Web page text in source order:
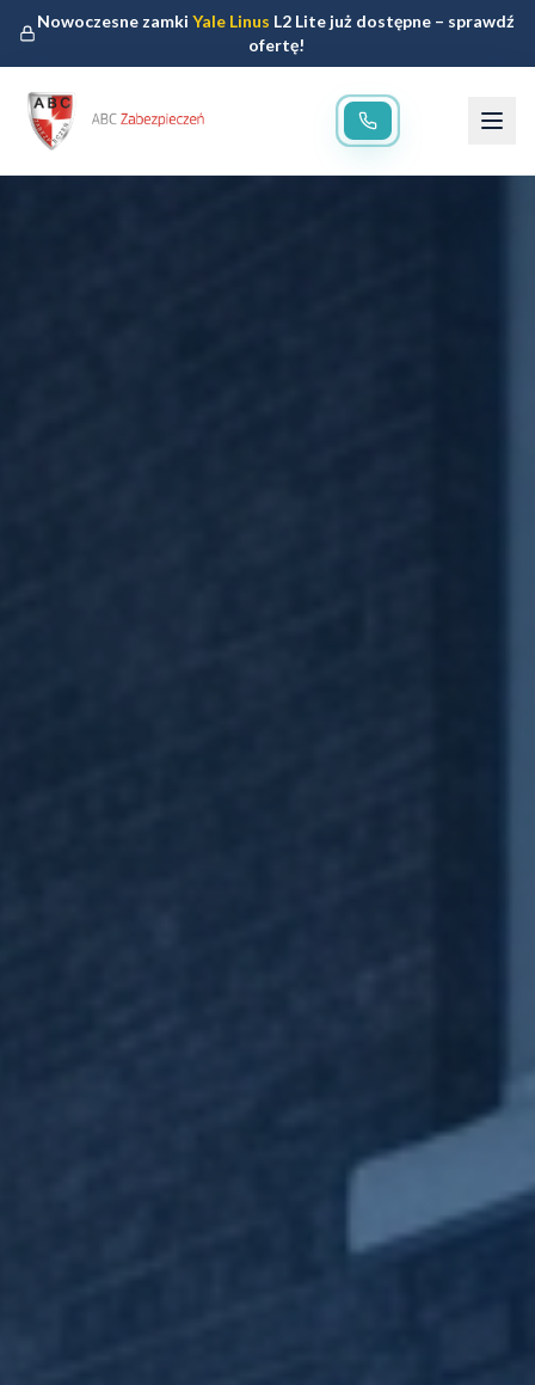
Nowoczesne zamkiYale Linus L2 Lite już dostępne – sprawdź
ofertę!